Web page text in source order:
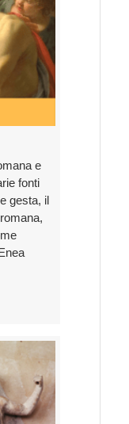
e
fonti
gesta, il